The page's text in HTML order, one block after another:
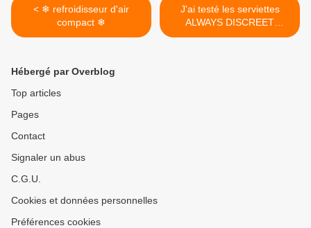
< ❄ refroidisseur d'air
compact ❄
J'ai testé les serviettes
ALWAYS DISCREET
BOUTIQUE >
Hébergé par Overblog
Top articles
Pages
Contact
Signaler un abus
C.G.U.
Cookies et données personnelles
Préférences cookies